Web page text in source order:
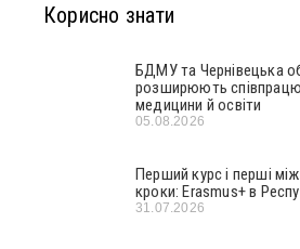
Корисно знати
БДМУ та Чернівецька
розширюють співпрацю
медицини й освіти
05.08.2026
Перший курс і перші
кроки: Erasmus+ в
31.07.2026